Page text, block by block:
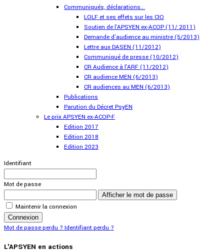
Communiqués, déclarations...
LOLF et ses effets sur les CIO
Soutien de l'APSYEN ex-ACOP (11/ 2011)
Demande d'audience au ministre (5/2013)
Lettre aux DASEN (11/2012)
Communiqué de presse (10/2012)
CR Audience à l'ARF (11/2012)
CR audience MEN (6/2013)
CR audiences au MEN (6/2013)
Publications
Parution du Décret PsyEN
Le prix APSYEN ex-ACOP-F
Edition 2017
Edition 2018
Edition 2023
Identifiant
Mot de passe
Afficher le mot de passe
Maintenir la connexion
Connexion
Mot de passe perdu ?Identifiant perdu ?
L'APSYEN en actions